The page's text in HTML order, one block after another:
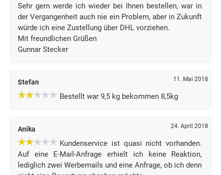
Sehr gern werde ich wieder bei Ihnen bestellen, war in
der Vergangenheit auch nie ein Problem, aber in Zukunft
würde ich eine Zustellung über DHL vorziehen.
Mit freundlichen Grüßen
Gunnar Stecker
Stefan 11. Mai 2018
Bestellt war 9,5 kg bekommen 8,5kg
Anika 24. April 2018
Kundenservice ist quasi nicht vorhanden.
Auf eine E-Mail-Anfrage erhielt ich keine Reaktion,
lediglich zwei Werbemails und eine Anfrage, ob ich denn